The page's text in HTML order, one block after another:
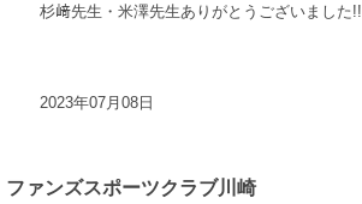
杉﨑先生・米澤先生ありがとうございました!!
2023年07月08日
ファンズスポーツクラブ川崎